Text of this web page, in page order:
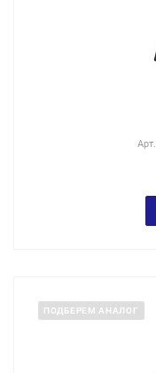
Арт.
ПОДБЕРЕМ АНАЛОГ